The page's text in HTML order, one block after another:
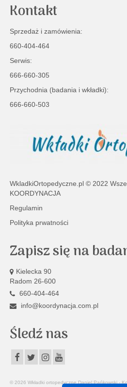
Kontakt
Sprzedaż i zamówienia:
660-404-464
Serwis:
666-660-305
Przychodnia (badania i wkładki):
666-660-503
WkladkiOrtopedyczne.pl © 2022
KOORDYNACJA
Regulamin
Polityka prwatności
Zapisz się na
Kielecka 90
Radom 26-600
660-404-464
info@koordynacja.com.pl
Śledź nas
© 2026 Wkładki ortopedyczne Daniel Pańkowski -